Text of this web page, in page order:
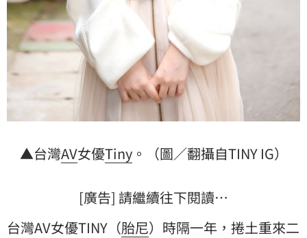
▲台灣AV女優Tiny。（圖／翻攝自TINY IG）
[廣告] 請繼續往下閱讀…
台灣AV女優TINY（胎尼）時隔一年，捲土重來二